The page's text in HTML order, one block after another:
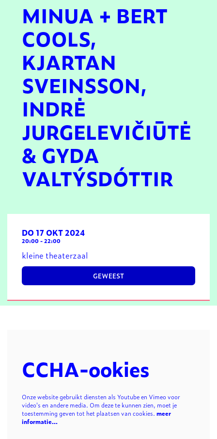
MINUA + BERT
COOLS,
KJARTAN
SVEINSSON,
INDRĖ
JURGELEVIČIŪTĖ
& GYDA
VALTÝSDÓTTIR
DO 17 OKT 2024
20:00 -22:00
kleine theaterzaal
GEWEEST
CCHA-ookies
Onze website gebruikt diensten als Youtube en Vimeo voor
video's en andere media. Om deze te kunnen zien, moet je
toestemming geven tot het plaatsen van cookies. meer
informatie…